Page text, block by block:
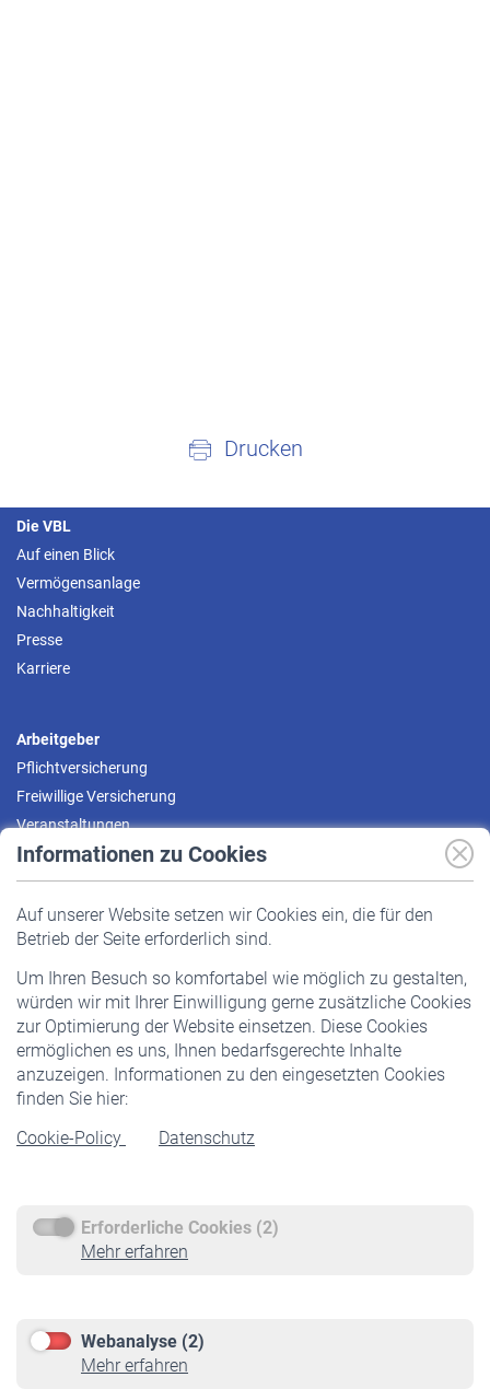
Informationen zu Cookies
Auf unserer Website setzen wir Cookies ein, die für den
Betrieb der Seite erforderlich sind.
Um Ihren Besuch so komfortabel wie möglich zu gestalten,
würden wir mit Ihrer Einwilligung gerne zusätzliche Cookies
zur Optimierung der Website einsetzen. Diese Cookies
ermöglichen es uns, Ihnen bedarfsgerechte Inhalte
anzuzeigen. Informationen zu den eingesetzten Cookies
finden Sie hier:
Cookie-Policy
Datenschutz
Erforderliche Cookies (2)
Mehr erfahren
Webanalyse (2)
Mehr erfahren
Drucken
Die VBL
Auf einen Blick
Vermögensanlage
Nachhaltigkeit
Presse
Karriere
Arbeitgeber
Pflichtversicherung
Freiwillige Versicherung
Veranstaltungen
Pflichtversicherung
Staatliche Förderung
Veranstaltungen
Rentner
Rentenbeginn
Rente beantragen
Service
Informationen
Online-Rechner
VBLnewsletter